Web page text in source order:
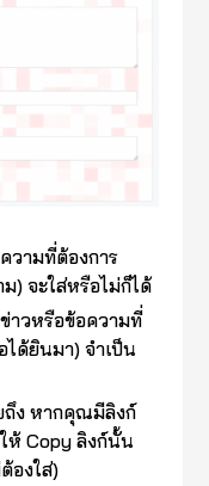
วามที่ต้องการ
) จะใส่หรือไม่ก็ได้
าวหรือข้อความที่
ได้ยินมา) จำเป็น
ถึง หากคุณมีลิงก์
ห้ Copy ลิงก์นั้น
องใส่)